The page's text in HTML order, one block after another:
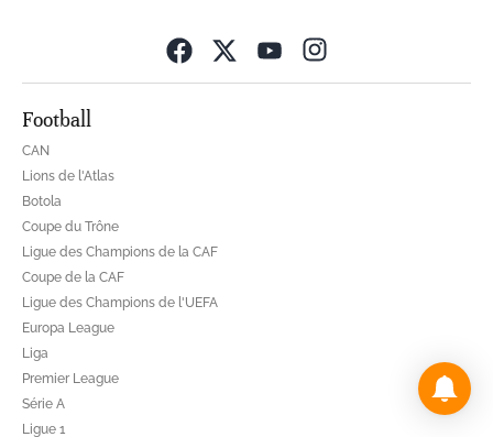
Football
CAN
Lions de l'Atlas
Botola
Coupe du Trône
Ligue des Champions de la CAF
Coupe de la CAF
Ligue des Champions de l'UEFA
Europa League
Liga
Premier League
Série A
Ligue 1